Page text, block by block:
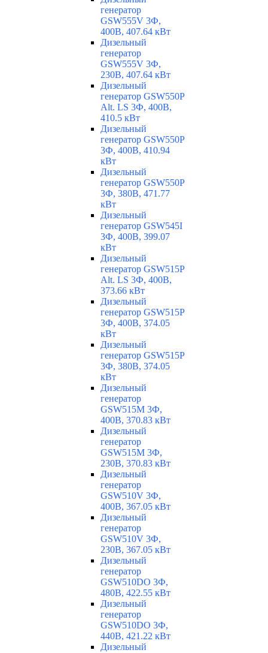
генератор
GSW555V 3Ф,
400В, 407.64 кВт
Дизельный
генератор
GSW555V 3Ф,
230В, 407.64 кВт
Дизельный
генератор GSW550P
Alt. LS 3Ф, 400В,
410.5 кВт
Дизельный
генератор GSW550P
3Ф, 400В, 410.94
кВт
Дизельный
генератор GSW550P
3Ф, 380В, 471.77
кВт
Дизельный
генератор GSW545I
3Ф, 400В, 399.07
кВт
Дизельный
генератор GSW515P
Alt. LS 3Ф, 400В,
373.66 кВт
Дизельный
генератор GSW515P
3Ф, 400В, 374.05
кВт
Дизельный
генератор GSW515P
3Ф, 380В, 374.05
кВт
Дизельный
генератор
GSW515M 3Ф,
400В, 370.83 кВт
Дизельный
генератор
GSW515M 3Ф,
230В, 370.83 кВт
Дизельный
генератор
GSW510V 3Ф,
400В, 367.05 кВт
Дизельный
генератор
GSW510V 3Ф,
230В, 367.05 кВт
Дизельный
генератор
GSW510DO 3Ф,
480В, 422.55 кВт
Дизельный
генератор
GSW510DO 3Ф,
440В, 421.22 кВт
Дизельный